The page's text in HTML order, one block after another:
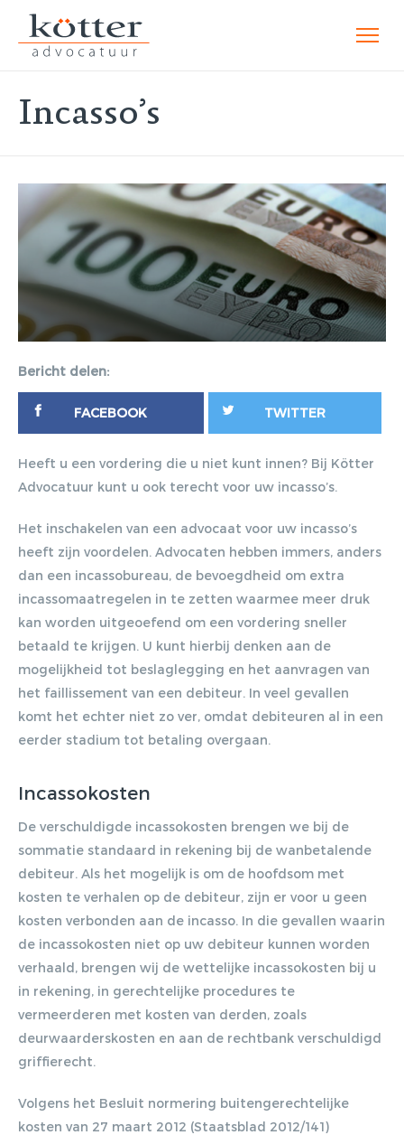
Incasso’s
Bericht delen:
FACEBOOK TWITTER
Heeft u een vordering die u niet kunt innen? Bij Kötter
Advocatuur kunt u ook terecht voor uw incasso’s.
Het inschakelen van een advocaat voor uw incasso’s
heeft zijn voordelen. Advocaten hebben immers, anders
dan een incassobureau, de bevoegdheid om extra
incassomaatregelen in te zetten waarmee meer druk
kan worden uitgeoefend om een vordering sneller
betaald te krijgen. U kunt hierbij denken aan de
mogelijkheid tot beslaglegging en het aanvragen van
het faillissement van een debiteur. In veel gevallen
komt het echter niet zo ver, omdat debiteuren al in een
eerder stadium tot betaling overgaan.
Incassokosten
De verschuldigde incassokosten brengen we bij de
sommatie standaard in rekening bij de wanbetalende
debiteur. Als het mogelijk is om de hoofdsom met
kosten te verhalen op de debiteur, zijn er voor u geen
kosten verbonden aan de incasso. In die gevallen waarin
de incassokosten niet op uw debiteur kunnen worden
verhaald, brengen wij de wettelijke incassokosten bij u
in rekening, in gerechtelijke procedures te
vermeerderen met kosten van derden, zoals
deurwaarderskosten en aan de rechtbank verschuldigd
griffierecht.
Volgens het Besluit normering buitengerechtelijke
kosten van 27 maart 2012 (Staatsblad 2012/141)
Gratis E-
magazine
Lorem ipsum dolor sit amet,
consectetur adipiscing elit. Nulla in
vestibulum massa. Fusce eu lacinia
erat, quis ultricies ex. Cras placerat
suscip.